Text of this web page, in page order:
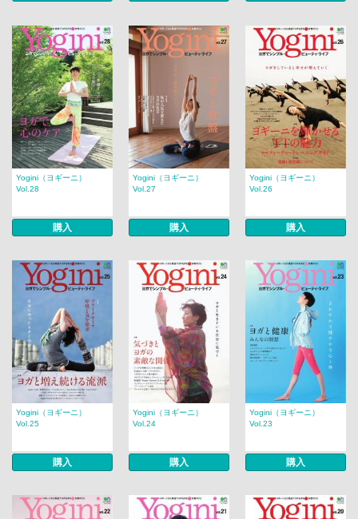
Yogini（ヨギーニ）
Vol.28
購入
Yogini（ヨギーニ）
Vol.27
購入
Yogini（ヨギーニ）
Vol.26
購入
Yogini（ヨギーニ）
Vol.25
購入
Yogini（ヨギーニ）
Vol.24
購入
Yogini（ヨギーニ）
Vol.23
購入